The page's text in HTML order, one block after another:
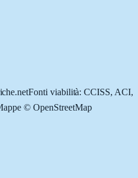
Fonti viabilità: CCISS, ACI,
© OpenStreetMap